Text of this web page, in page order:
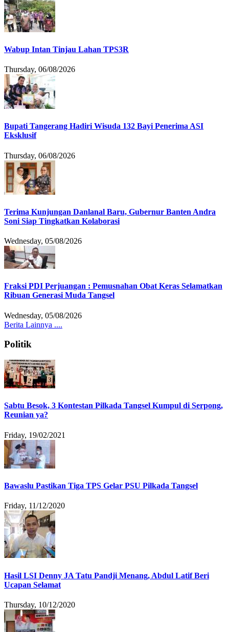
Wabup Intan Tinjau Lahan TPS3R
Thursday, 06/08/2026
Bupati Tangerang Hadiri Wisuda 132 Bayi Penerima ASI
Eksklusif
Thursday, 06/08/2026
Terima Kunjungan Danlanal Baru, Gubernur Banten Andra
Soni Siap Tingkatkan Kolaborasi
Wednesday, 05/08/2026
Fraksi PDI Perjuangan : Pemusnahan Obat Keras Selamatkan
Ribuan Generasi Muda Tangsel
Wednesday, 05/08/2026
Berita Lainnya ....
Politik
Sabtu Besok, 3 Kontestan Pilkada Tangsel Kumpul di Serpong,
Reunian ya?
Friday, 19/02/2021
Bawaslu Pastikan Tiga TPS Gelar PSU Pilkada Tangsel
Friday, 11/12/2020
Hasil LSI Denny JA Tatu Pandji Menang, Abdul Latif Beri
Ucapan Selamat
Thursday, 10/12/2020